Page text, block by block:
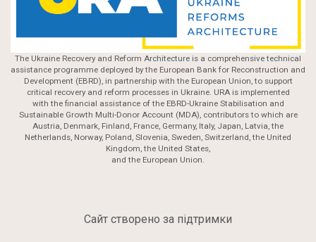
The Ukraine Recovery and Reform Architecture is a comprehensive technical
assistance programme deployed by the European Bank for Reconstruction and
Development (EBRD), in partnership with the European Union, to support
critical recovery and reform processes in Ukraine. URA is implemented
with the financial assistance of the EBRD-Ukraine Stabilisation and
Sustainable Growth Multi-Donor Account (MDA), contributors to which are
Austria, Denmark, Finland, France, Germany, Italy, Japan, Latvia, the
Netherlands, Norway, Poland, Slovenia, Sweden, Switzerland, the United
Kingdom, the United States,
and the European Union.
Сайт створено за підтримки